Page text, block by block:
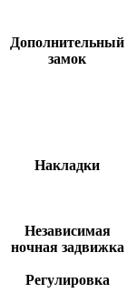
Дополнительный
замок
Накладки
Независимая
ночная задвижка
Регулировка